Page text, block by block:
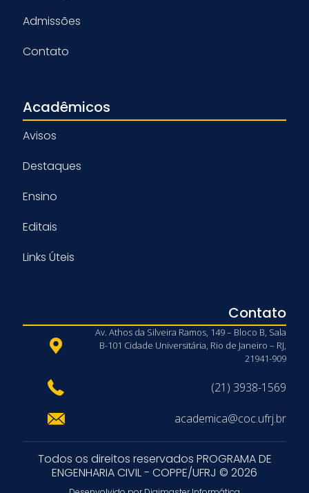
Admissões
Contato
Acadêmicos
Avisos
Destaques
Ensino
Editais
Links Úteis
Contato
Av. Athos da Silveira Ramos, 149 – Bloco B, Sala
B-101 Cidade Universitária, Rio de Janeiro – RJ,
21941-909
(21) 3938-1569
academica@coc.ufrj.br
Todos os direitos reservados PROGRAMA DE
ENGENHARIA CIVIL - COPPE/UFRJ © 2026